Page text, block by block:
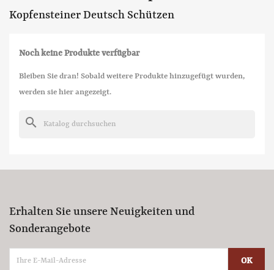
Kopfensteiner Deutsch Schützen
Noch keine Produkte verfügbar
Bleiben Sie dran! Sobald weitere Produkte hinzugefügt wurden,
werden sie hier angezeigt.
search
Erhalten Sie unsere Neuigkeiten und
Sonderangebote